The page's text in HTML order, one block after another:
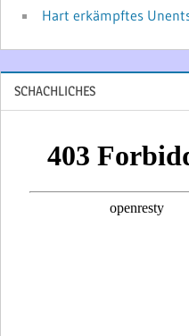
Hart erkämpftes
SCHACHLICHES